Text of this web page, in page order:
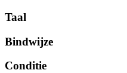
Taal
Bindwijze
Conditie